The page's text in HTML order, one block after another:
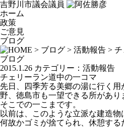
吉野川市議会議員
ホーム
政策
ご意見
ブログ
> ブログ > 活動報告 >
ブログ
2015.1.26 カテゴリー： 活動報告
チェリーラン道中の一コマ
先日、四季芳る美郷の湯に行く
野、徳島市も一望できる所があり
そこでの一こまです。
以前は、このような立派な建造物
何故かゴミが捨てられ、休憩す